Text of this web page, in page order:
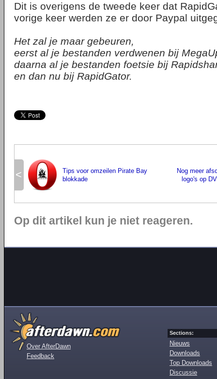
Dit is overigens de tweede keer dat
vorige keer werden ze er door Paypal
Het zal je maar gebeuren,
eerst al je bestanden verdwenen bij
daarna al je bestanden foetsie bij
en dan nu bij RapidGator.
<
Tips voor omzeilen Pirate Bay
blokkade
Nog meer
logo's op
Op dit artikel kun je niet reageren.
Over AfterDawn
Feedback
Sections:
Nieuws
Downloads
Top Downloads
Discussie